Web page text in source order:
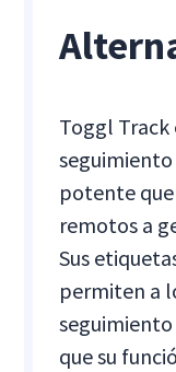
Toggl Track
potente
remotos a
Sus
permiten a
que su